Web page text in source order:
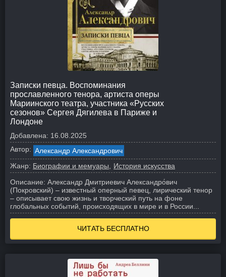
Записки певца. Воспоминания
прославленного тенора, артиста оперы
Мариинского театра, участника «Русских
сезонов» Сергея Дягилева в Париже и
Лондоне
Добавлена: 16.08.2025
Автор: Александр Александрович
Жанр: Биографии и мемуары
История искусства
Описание: Александр Дмитриевич Александро́вич
(Покровский) – известный оперный певец, лирический тенор
– описывает свою жизнь и творческий путь на фоне
глобальных событий, происходящих в мире и в России...
ЧИТАТЬ БЕСПЛАТНО